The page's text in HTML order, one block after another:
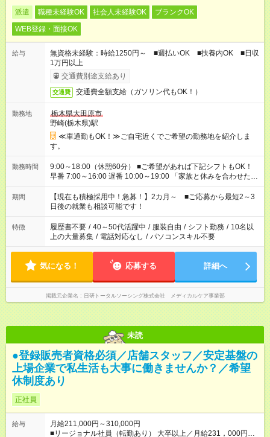
派遣 職種未経験OK 社会人未経験OK
ブランクOK
WEB登録・面接OK
給与
無資格未経験：時給1250円～ ■週払いOK ■扶養内OK ■日収
1万円以上
交通費別途支給あり
交通費 交通費全額支給（ガソリン代もOK！）
勤務地
栃木県大田原市
野崎(栃木県)駅
≪車通勤もOK！≫ご自宅近くでご希望の勤務地を紹介しま
す。
勤務時間
9:00～18:00（休憩60分） ■ご希望があれば下記シフトもOK！
早番 7:00～16:00 遅番 10:00～19:00 「家族と休みを合わせた
い」 「余裕を持って夕飯の準備がしたい」 「できれば残業はし
たくない」 など、ご希望を教えてくださいね。 ※Wワーク希望
の方へ 今ご覧のお仕事で希望する勤務時間と、もう1つのお仕事
の勤務時間。 合計で週40時間を超える場合は応募できません。
期間
【現在も積極採用中！急募！】2カ月～ ■ご応募から最短2～3
日後の就業も相談可能です！
特徴 履歴書不要 / 40～50代活躍中 / 服装自由 / シフト勤務 / 10名以
上の大量募集 / 電話対応なし / パソコンスキル不要
気になる！ 応募する 詳細へ
掲載元企業名 日研トータルソーシング株式会社 メディカルケア事業部
未読
●登録販売者資格必須／店舗スタッフ／安定基盤の
上場企業で私生活も大事に働きませんか？／希望
休制度あり
正社員
給与
月給211,000円～310,000円
■リージョナル社員（転勤あり） 大卒以上／月給231，000円～